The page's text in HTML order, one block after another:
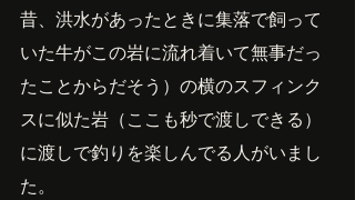
昔、洪水があったときに集落で飼って
いた牛がこの岩に流れ着いて無事だっ
たことからだそう）の横のスフィンク
スに似た岩（ここも秒で渡しできる）
に渡しで釣りを楽しんでる人がいまし
た。